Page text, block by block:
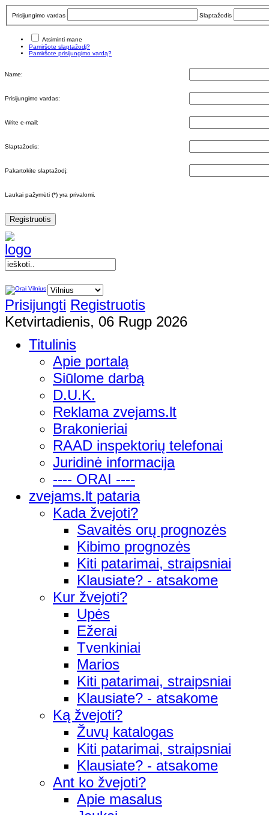
Prisijungimo vardas Slaptažodis
Atsiminti mane
Pamiršote slaptažodį?
Pamiršote prisijungimo vardą?
Name:
Prisijungimo vardas:
Write e-mail:
Slaptažodis:
Pakartokite slaptažodį:
Laukai pažymėti (*) yra privalomi.
Registruotis
Prisijungti Registruotis
Ketvirtadienis, 06 Rugp 2026
Titulinis
Apie portalą
Siūlome darbą
D.U.K.
Reklama zvejams.lt
Brakonieriai
RAAD inspektorių telefonai
Juridinė informacija
---- ORAI ----
zvejams.lt pataria
Kada žvejoti?
Savaitės orų prognozės
Kibimo prognozės
Kiti patarimai, straipsniai
Klausiate? - atsakome
Kur žvejoti?
Upės
Ežerai
Tvenkiniai
Marios
Kiti patarimai, straipsniai
Klausiate? - atsakome
Ką žvejoti?
Žuvų katalogas
Kiti patarimai, straipsniai
Klausiate? - atsakome
Ant ko žvejoti?
Apie masalus